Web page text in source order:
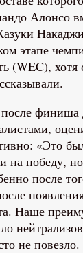
Алонсо
этапе
(WEC), хотя
финиша
«Это
на победу,
после
Наше
не повезло.